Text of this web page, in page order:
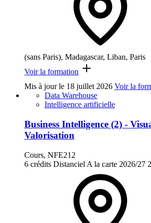
(sans Paris), Madagascar, Liban, Paris
Voir la formation
Mis à jour le 18 juillet 2026 Voir la
Data Warehouse
Intelligence artificielle
Business Intelligence (2) -
Valorisation
Cours, NFE212
6 crédits Distanciel A la carte 2026/27